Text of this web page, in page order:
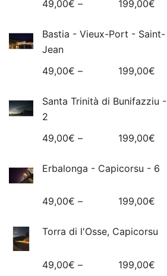
49,00€ – 199,00€
Bastia - Vieux-Port - Saint-
Jean
49,00€ – 199,00€
Santa Trinità di Bunifazziu -
2
49,00€ – 199,00€
Erbalonga - Capicorsu - 6
49,00€ – 199,00€
Torra di l'Osse, Capicorsu
49,00€ – 199,00€